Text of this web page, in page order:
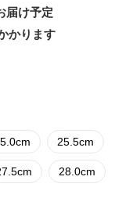
届け予定
かります
25.5cm
28.0cm